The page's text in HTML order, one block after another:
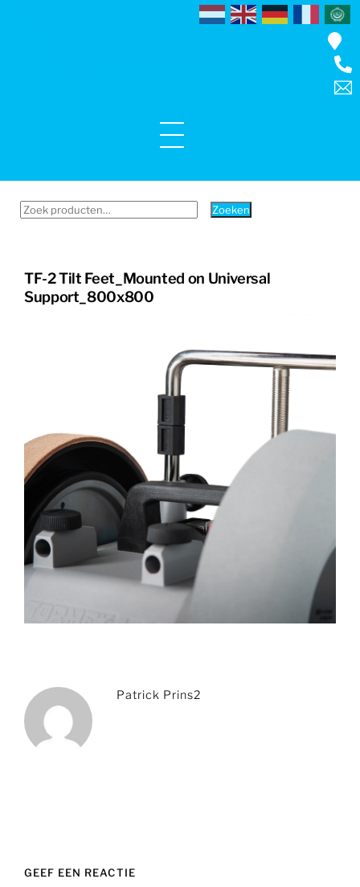
Menu
Zoeken
Zoeken
TF-2 Tilt Feet_Mounted on Universal
Support_800x800
Patrick Prins2
GEEF EEN REACTIE